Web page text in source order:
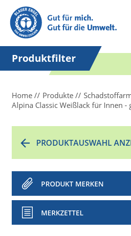
Suchbegriff in
Anführungszeichen
setzen.
Produktfilter
Home Produkte
Alpina Classic Weißlack für Innen -
PRODUKTAUSWAHL
PRODUKT MERKEN
MERKZETTEL